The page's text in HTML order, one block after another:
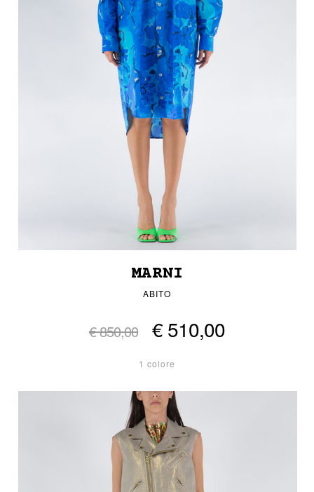
MARNI
ABITO
€ 850,00 € 510,00
1 colore